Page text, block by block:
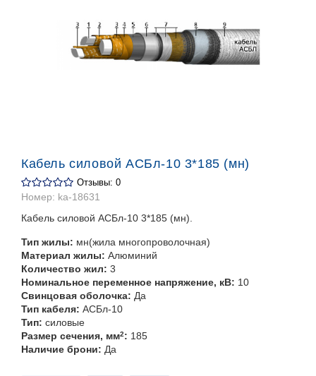
Кабель силовой АСБл-10 3*185 (мн)
Отзывы: 0
Номер: ka-18631
Кабель силовой АСБл-10 3*185 (мн).
Тип жилы: мн(жила многопроволочная)
Материал жилы: Алюминий
Количество жил: 3
Номинальное переменное напряжение, кВ: 10
Свинцовая оболочка: Да
Тип кабеля: АСБл-10
Тип: силовые
Размер сечения, мм2: 185
Наличие брони: Да